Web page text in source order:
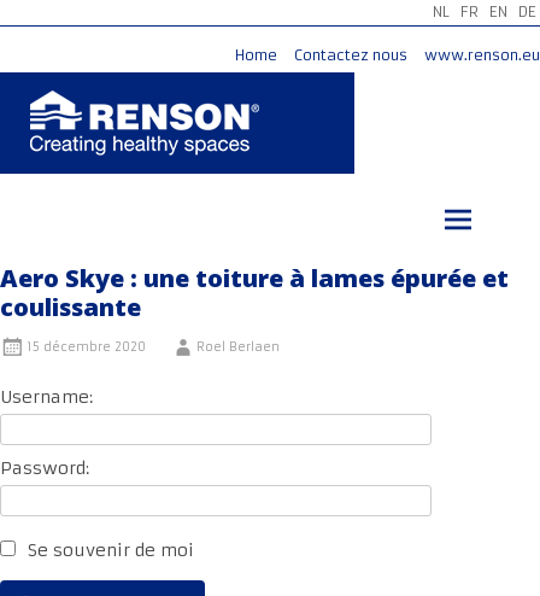
NL FR EN DE
Home Contactez nous www.renson.eu
Aero Skye : une toiture à lames épurée et
coulissante
15 décembre 2020 Roel Berlaen
Username:
Password:
Se souvenir de moi